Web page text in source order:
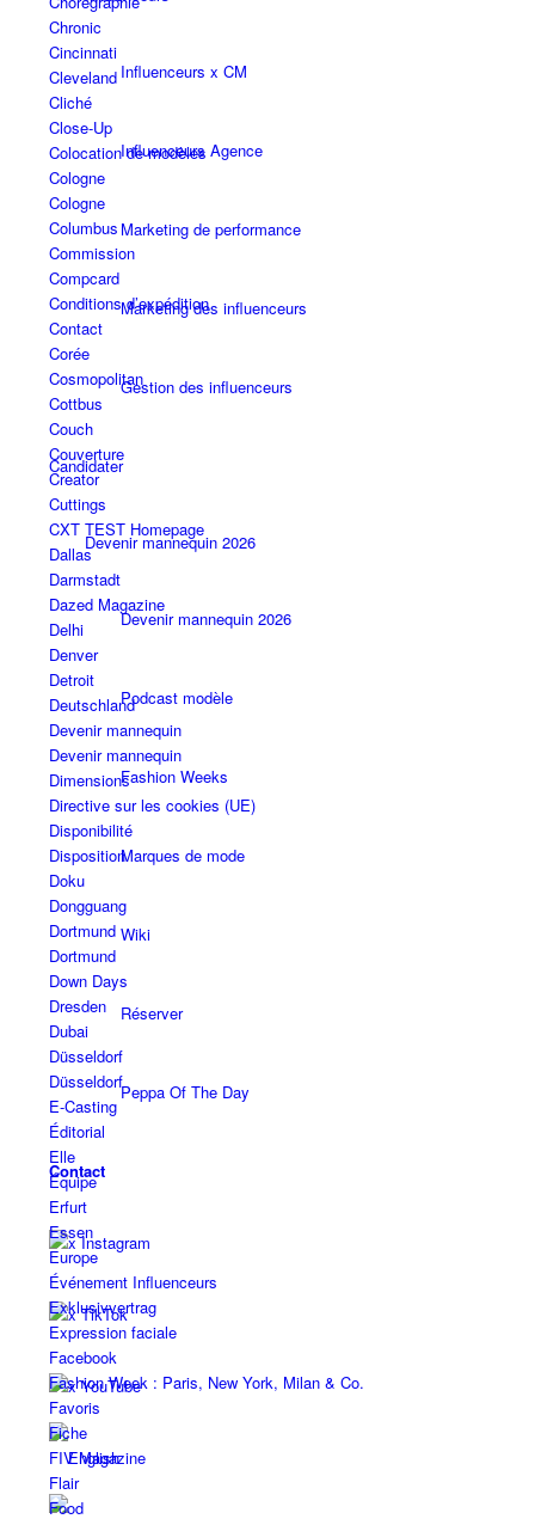
Influenceurs x CM
Influenceurs Agence
Marketing de performance
Marketing des influenceurs
Gestion des influenceurs
Candidater
Devenir mannequin 2026
Devenir mannequin 2026
Podcast modèle
Fashion Weeks
Marques de mode
Wiki
Réserver
Peppa Of The Day
Contact
x Instagram
x TikTok
x YouTube
Chronic
Cincinnati
Cleveland
Cliché
Close-Up
Colocation de modèles
Cologne
Cologne
Columbus
Commission
Compcard
Conditions d’expédition
Contact
Corée
Cosmopolitan
Cottbus
Couch
Couverture
Creator
Cuttings
CXT TEST Homepage
Dallas
Darmstadt
Dazed Magazine
Delhi
Denver
Detroit
Deutschland
Devenir mannequin
Devenir mannequin
Dimensions
Directive sur les cookies (UE)
Disponibilité
Disposition
Doku
Dongguang
Dortmund
Dortmund
Down Days
Dresden
Dubai
Düsseldorf
Düsseldorf
E-Casting
Éditorial
Elle
Équipe
Erfurt
Essen
Europe
Événement Influenceurs
Exklusivvertrag
Expression faciale
Facebook
Fashion Week : Paris, New York, Milan & Co.
Favoris
Fiche
FIV Magazine
Flair
Food